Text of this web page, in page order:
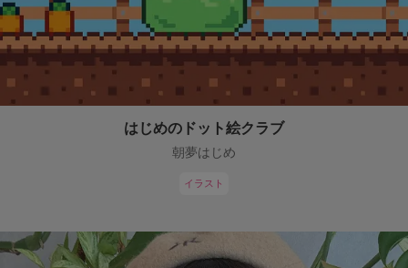
はじめのドット絵クラブ
朝夢はじめ
イラスト